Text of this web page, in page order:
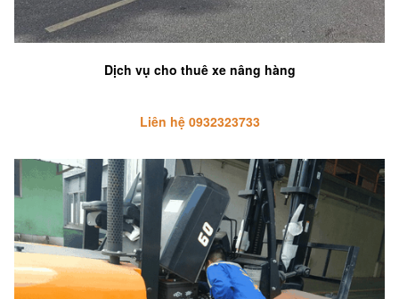
Dịch vụ cho thuê xe nâng hàng
Liên hệ 0932323733